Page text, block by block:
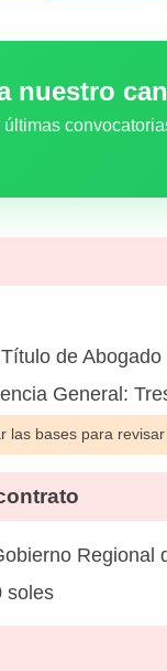
nuestro
últimas
Título de
General:
las bases para
Regional
soles